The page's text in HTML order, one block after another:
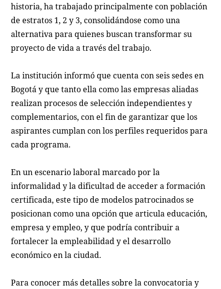
historia, ha trabajado principalmente con población
de estratos 1, 2 y 3, consolidándose como una
alternativa para quienes buscan transformar su
proyecto de vida a través del trabajo.
La institución informó que cuenta con seis sedes en
Bogotá y que tanto ella como las empresas aliadas
realizan procesos de selección independientes y
complementarios, con el fin de garantizar que los
aspirantes cumplan con los perfiles requeridos para
cada programa.
En un escenario laboral marcado por la
informalidad y la dificultad de acceder a formación
certificada, este tipo de modelos patrocinados se
posicionan como una opción que articula educación,
empresa y empleo, y que podría contribuir a
fortalecer la empleabilidad y el desarrollo
económico en la ciudad.
Para conocer más detalles sobre la convocatoria y